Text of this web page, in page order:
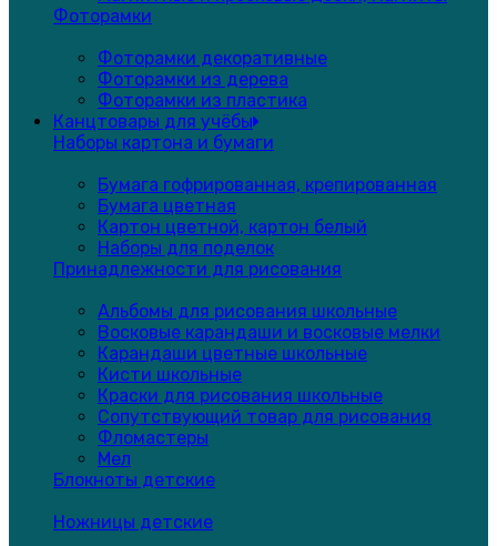
Фоторамки
Фоторамки декоративные
Фоторамки из дерева
Фоторамки из пластика
Канцтовары для учёбы
Наборы картона и бумаги
Бумага гофрированная, крепированная
Бумага цветная
Картон цветной, картон белый
Наборы для поделок
Принадлежности для рисования
Альбомы для рисования школьные
Восковые карандаши и восковые мелки
Карандаши цветные школьные
Кисти школьные
Краски для рисования школьные
Сопутствующий товар для рисования
Фломастеры
Мел
Блокноты детские
Ножницы детские